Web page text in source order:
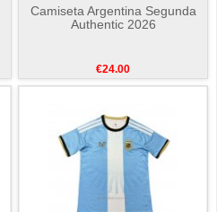
Camiseta Argentina Segunda
Authentic 2026
€24.00